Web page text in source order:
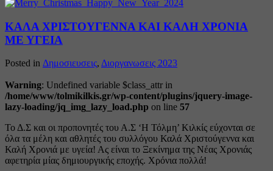
ΚΑΛΑ ΧΡΙΣΤΟΥΓΕΝΝΑ ΚΑΙ ΚΑΛΗ ΧΡΟΝΙΑ
ΜΕ ΥΓΕΙΑ
Posted in Δημοσιευσεις, Διοργανωσεις 2023
Warning: Undefined variable $class_attr in
/home/www/tolmikilkis.gr/wp-content/plugins/jquery-image-
lazy-loading/jq_img_lazy_load.php on line 57
Το Δ.Σ και οι προπονητές του Α.Σ ‘Η Τόλμη’ Κιλκίς εύχονται σε
όλα τα μέλη και αθλητές του συλλόγου Καλά Χριστούγεννα και
Καλή Χρονιά με υγεία! Ας είναι το Ξεκίνημα της Νέας Χρονιάς
αφετηρία μίας δημιουργικής εποχής. Χρόνια πολλά!